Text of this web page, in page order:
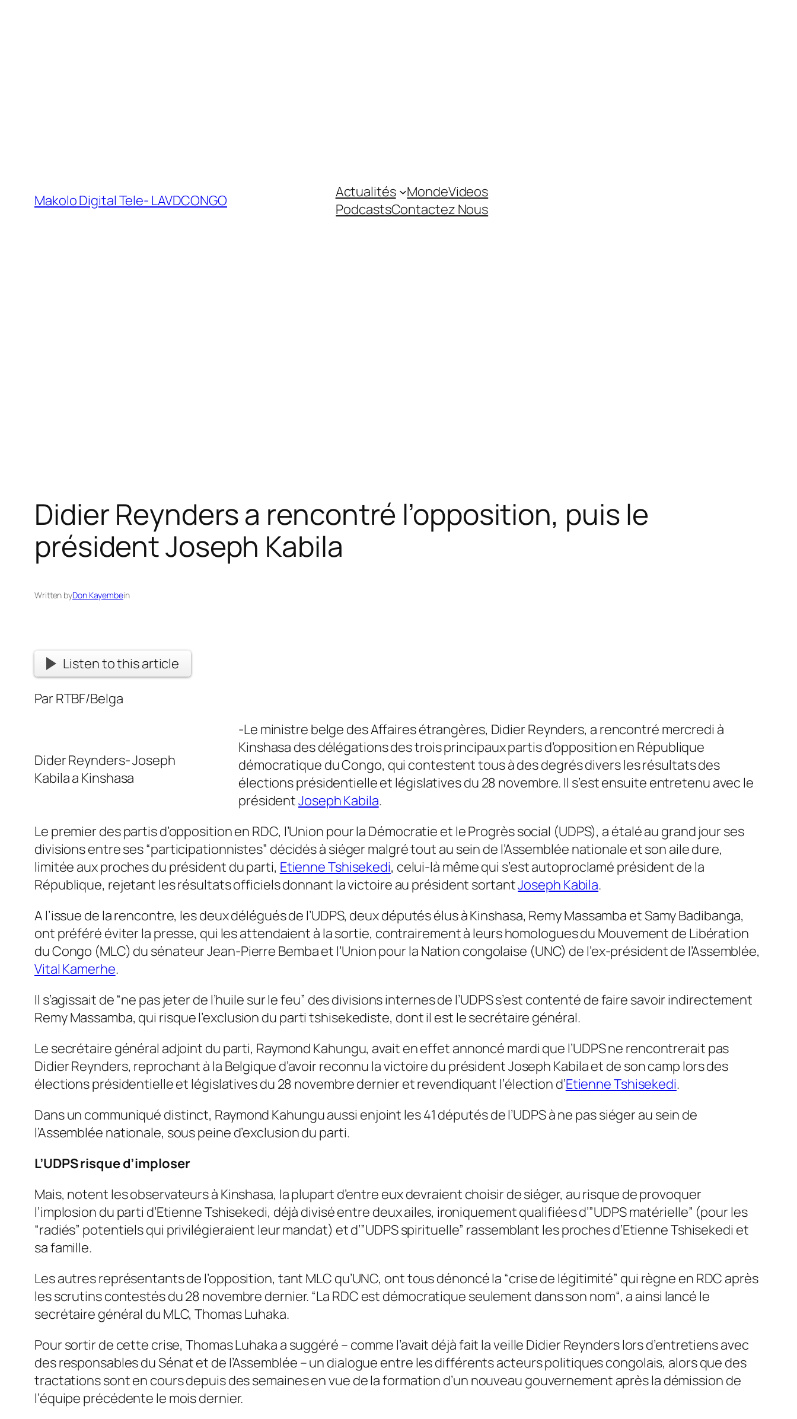
Makolo Digital Tele- LAVDCONGO Actualités MondeVideos
PodcastsContactez Nous
Didier Reynders a rencontré l’opposition, puis le
président Joseph Kabila
Written byDon Kayembein
Listen to this article
Par RTBF/Belga
Dider Reynders- Joseph
Kabila a Kinshasa
-Le ministre belge des Affaires étrangères, Didier Reynders, a rencontré mercredi à
Kinshasa des délégations des trois principaux partis d’opposition en République
démocratique du Congo, qui contestent tous à des degrés divers les résultats des
élections présidentielle et législatives du 28 novembre. Il s’est ensuite entretenu avec le
présidentJoseph Kabila.
Le premier des partis d’opposition en RDC, l’Union pour la Démocratie et le Progrès social (UDPS), a étalé au grand jour ses
divisions entre ses “participationnistes” décidés à siéger malgré tout au sein de l’Assemblée nationale et son aile dure,
limitée aux proches du président du parti, Etienne Tshisekedi, celui-là même qui s’est autoproclamé président de la
République, rejetant les résultats officiels donnant la victoire au président sortantJoseph Kabila.
A l’issue de la rencontre, les deux délégués de l’UDPS, deux députés élus à Kinshasa, Remy Massamba et Samy Badibanga,
ont préféré éviter la presse, qui les attendaient à la sortie, contrairement à leurs homologues du Mouvement de Libération
du Congo (MLC) du sénateur Jean-Pierre Bemba et l’Union pour la Nation congolaise (UNC) de l’ex-président de l’Assemblée,
Vital Kamerhe.
Il s’agissait de “ne pas jeter de l’huile sur le feu” des divisions internes de l’UDPS s’est contenté de faire savoir indirectement
Remy Massamba, qui risque l’exclusion du parti tshisekediste, dont il est le secrétaire général.
Le secrétaire général adjoint du parti, Raymond Kahungu, avait en effet annoncé mardi que l’UDPS ne rencontrerait pas
Didier Reynders, reprochant à la Belgique d’avoir reconnu la victoire du président Joseph Kabila et de son camp lors des
élections présidentielle et législatives du 28 novembre dernier et revendiquant l’élection d’Etienne Tshisekedi.
Dans un communiqué distinct, Raymond Kahungu aussi enjoint les 41 députés de l’UDPS à ne pas siéger au sein de
l’Assemblée nationale, sous peine d’exclusion du parti.
L’UDPS risque d’imploser
Mais, notent les observateurs à Kinshasa, la plupart d’entre eux devraient choisir de siéger, au risque de provoquer
l’implosion du parti d’Etienne Tshisekedi, déjà divisé entre deux ailes, ironiquement qualifiées d’”UDPS matérielle” (pour les
“radiés” potentiels qui privilégieraient leur mandat) et d’”UDPS spirituelle” rassemblant les proches d’Etienne Tshisekedi et
sa famille.
Les autres représentants de l’opposition, tant MLC qu’UNC, ont tous dénoncé la “crise de légitimité” qui règne en RDC après
les scrutins contestés du 28 novembre dernier. “La RDC est démocratique seulement dans son nom“, a ainsi lancé le
secrétaire général du MLC, Thomas Luhaka.
Pour sortir de cette crise, Thomas Luhaka a suggéré – comme l’avait déjà fait la veille Didier Reynders lors d’entretiens avec
des responsables du Sénat et de l’Assemblée – un dialogue entre les différents acteurs politiques congolais, alors que des
tractations sont en cours depuis des semaines en vue de la formation d’un nouveau gouvernement après la démission de
l’équipe précédente le mois dernier.